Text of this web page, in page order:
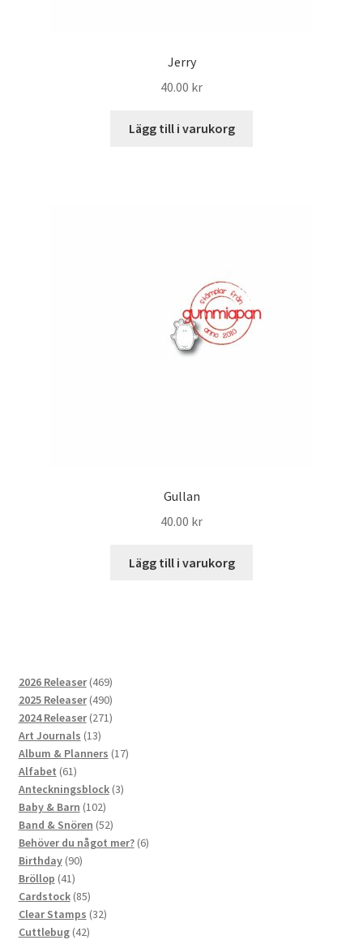
Jerry
40.00 kr
Lägg till i varukorg
Gullan
40.00 kr
Lägg till i varukorg
2026 Releaser 469469
produkter
2025 Releaser 490490
produkter
2024 Releaser 271271
Art Journals 1313
produkter
Album & Planners 1717
Alfabet 6161
produkter
Anteckningsblock 33
Baby & Barn 102102
produkter
Band & Snören 5252
produkter
Behöver du något mer? 66
Birthday 9090
Bröllop 4141
produkter
Cardstock 8585
produkter
Clear Stamps 3232
Cuttlebug 4242